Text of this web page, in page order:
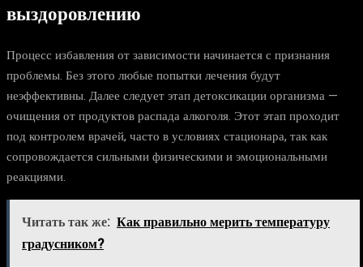
выздоровлению
Процесс избавления от зависимости начинается с признания
проблемы. Без этого любые попытки лечения будут
неэффективны. Далее следует этап детоксикации организма —
очищения от продуктов распада алкоголя. Этот этап проходит
под контролем врачей, часто в условиях стационара, так как
сопровождается сильными физическими и эмоциональными
реакциями.
Читать так же: Как правильно мерить температуру
градусником?